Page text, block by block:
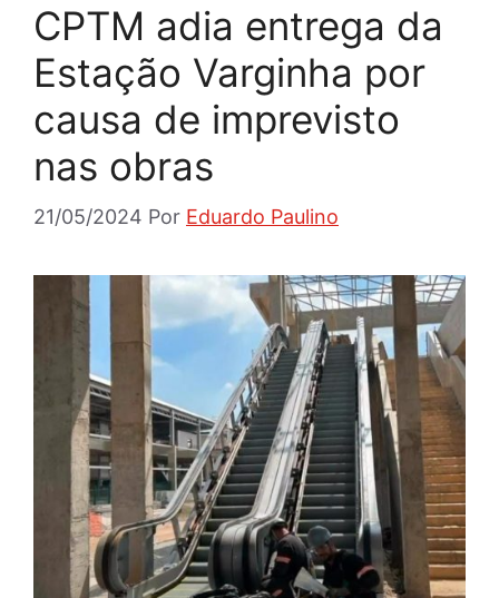
CPTM adia entrega da
Estação Varginha por
causa de imprevisto
nas obras
21/05/2024 Por Eduardo Paulino